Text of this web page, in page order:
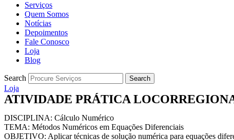
Serviços
Quem Somos
Notícias
Depoimentos
Fale Conosco
Loja
Blog
Search Search
Loja
ATIVIDADE PRÁTICA
DISCIPLINA: Cálculo Numérico
TEMA: Métodos Numéricos em Equações Diferenciais
OBJETIVO: Aplicar técnicas de solução numérica para equações